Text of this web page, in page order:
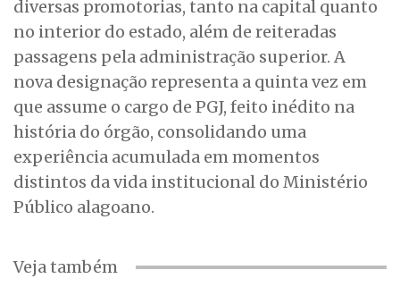
diversas promotorias, tanto na capital quanto
no interior do estado, além de reiteradas
passagens pela administração superior. A
nova designação representa a quinta vez em
que assume o cargo de PGJ, feito inédito na
história do órgão, consolidando uma
experiência acumulada em momentos
distintos da vida institucional do Ministério
Público alagoano.
Veja também